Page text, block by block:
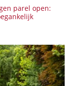
parel open: